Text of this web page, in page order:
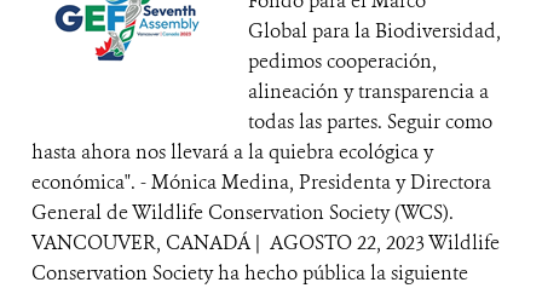
Global para la Biodiversidad,
pedimos cooperación,
alineación y transparencia a
todas las partes. Seguir como
hasta ahora nos llevará a la quiebra ecológica y
económica". - Mónica Medina, Presidenta y Directora
General de Wildlife Conservation Society (WCS).
VANCOUVER, CANADÁ | AGOSTO 22, 2023 Wildlife
Conservation Society ha hecho pública la siguiente